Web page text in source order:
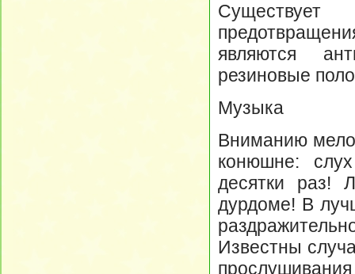
являются
резиновые
Музыка
Вниманию
конюшне:
десятки раз!
дурдоме! В
Известны